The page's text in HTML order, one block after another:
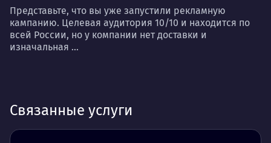
Представьте, что вы уже запустили рекламную
кампанию. Целевая аудитория 10/10 и находится по
всей России, но у компании нет доставки и
изначальная ...
Связанные услуги